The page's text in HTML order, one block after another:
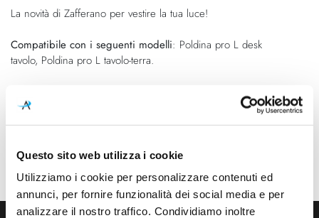
Questo sito web utilizza i cookie
Utilizziamo i cookie per personalizzare contenuti ed
annunci, per fornire funzionalità dei social media e per
analizzare il nostro traffico. Condividiamo inoltre
galleria
immagini
di
La novità di Zafferano per vestire la tua luce!
Compatibile con i seguenti modelli: Poldina pro L desk
tavolo, Poldina pro L tavolo-terra.
LD035501
Ø 195mm x 170mm